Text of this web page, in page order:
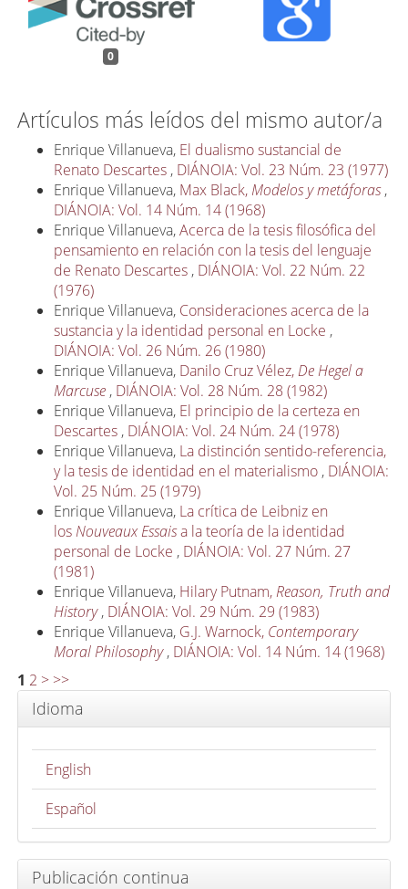
0
Artículos más leídos del mismo autor/a
Enrique Villanueva, El dualismo sustancial de
Renato Descartes , DIÁNOIA: Vol. 23 Núm. 23 (1977)
Enrique Villanueva, Max Black, Modelos y metáforas ,
DIÁNOIA: Vol. 14 Núm. 14 (1968)
Enrique Villanueva,Acerca de la tesis filosófica del
pensamiento en relación con la tesis del lenguaje
de Renato Descartes , DIÁNOIA: Vol. 22 Núm. 22
(1976)
Enrique Villanueva, Consideraciones acerca de la
sustancia y la identidad personal en Locke ,
DIÁNOIA: Vol. 26 Núm. 26 (1980)
Enrique Villanueva, Danilo Cruz Vélez, De Hegel a
Marcuse , DIÁNOIA: Vol. 28 Núm. 28 (1982)
Enrique Villanueva, El principio de la certeza en
Descartes , DIÁNOIA: Vol. 24 Núm. 24 (1978)
Enrique Villanueva, La distinción sentido-referencia,
y la tesis de identidad en el materialismo , DIÁNOIA:
Vol. 25 Núm. 25 (1979)
Enrique Villanueva, La crítica de Leibniz en
los Nouveaux Essaisa la teoría de la identidad
personal de Locke , DIÁNOIA: Vol. 27 Núm. 27
(1981)
Enrique Villanueva, Hilary Putnam, Reason, Truth and
History , DIÁNOIA: Vol. 29 Núm. 29 (1983)
Enrique Villanueva, G.J. Warnock, Contemporary
Moral Philosophy , DIÁNOIA: Vol. 14 Núm. 14 (1968)
1 2 > >>
Idioma
English
Español
Publicación continua